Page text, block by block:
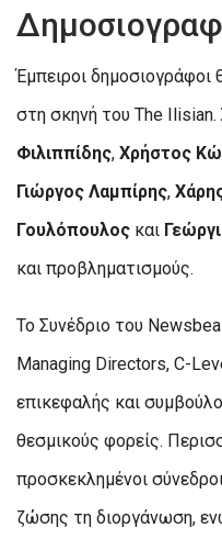
Έμπειροι δημοσιογράφοι
στη σκηνή του The Ilisian.
Φιλιππίδης, Χρήστος
Γιώργος Λαμπίρης,
Γουλόπουλος και
και προβληματισμούς.
Το Συνέδριο του
Managing Directors, C-
επικεφαλής και
θεσμικούς φορείς.
προσκεκλημένοι
ζώσης τη διοργάνωση,